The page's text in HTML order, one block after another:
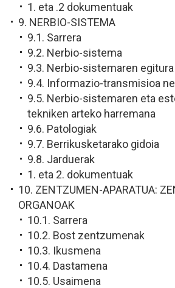
1. eta .2 dokumentuak
9. NERBIO-SISTEMA
9.1. Sarrera
9.2. Nerbio-sistema
9.3. Nerbio-sistemaren egitura
9.4. Informazio-transmisioa
9.5. Nerbio-sistemaren eta
tekniken arteko harremana
9.6. Patologiak
9.7. Berrikusketarako gidoia
9.8. Jarduerak
1. eta 2. dokumentuak
10. ZENTZUMEN-APARATUA:
ORGANOAK
10.1. Sarrera
10.2. Bost zentzumenak
10.3. Ikusmena
10.4. Dastamena
10.5. Usaimena